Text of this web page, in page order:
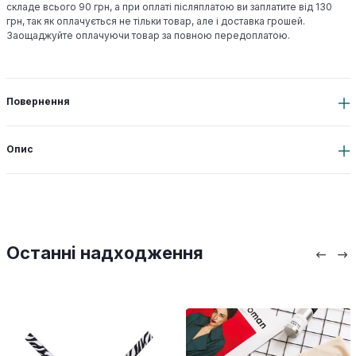
складе всього 90 грн, а при оплаті післяплатою ви заплатите від 130
грн, так як оплачується не тільки товар, але і доставка грошей.
Заощаджуйте оплачуючи товар за повною передоплатою.
Повернення
Опис
Останні надходження